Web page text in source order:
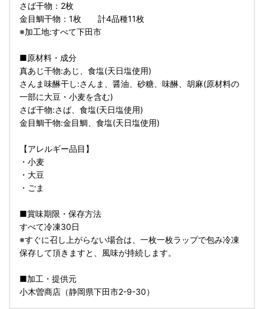
さば干物：2枚
金目鯛干物：1枚 計4品種11枚
※加工地:すべて下田市
■原材料・成分
真あじ干物:あじ、食塩(天日塩使用)
さんま味醂干し:さんま、醤油、砂糖、味醂、胡麻(原材料の
一部に大豆・小麦を含む)
さば干物:さば、食塩(天日塩使用)
金目鯛干物:金目鯛、食塩(天日塩使用)
【アレルギー品目】
・小麦
・大豆
・ごま
■賞味期限・保存方法
すべて冷凍30日
※すぐに召し上がらない場合は、一枚一枚ラップで包み冷凍
保存して頂きますと、風味が持続します。
■加工・提供元
小木曽商店（静岡県下田市2-9-30）